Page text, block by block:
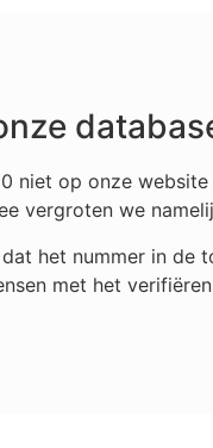
niet op onze
vergroten we
het nummer in de
met het